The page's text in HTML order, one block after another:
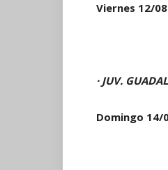
Viernes 12/
· JUV.
Domingo 14/